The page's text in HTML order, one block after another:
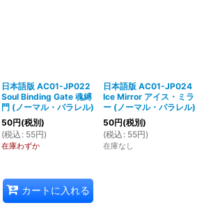
日本語版 AC01-JP022
Soul Binding Gate 魂縛
門 (ノーマル・パラレル)
50円(税別)
(税込 : 55円)
在庫わずか
カートに入れる
日本語版 AC01-JP024
Ice Mirror アイス・ミラ
ー (ノーマル・パラレル)
50円(税別)
(税込 : 55円)
在庫なし